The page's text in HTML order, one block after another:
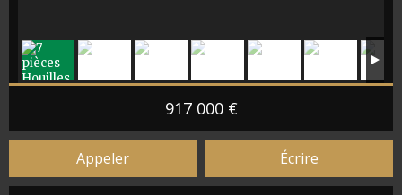
917 000 €
Appeler Écrire